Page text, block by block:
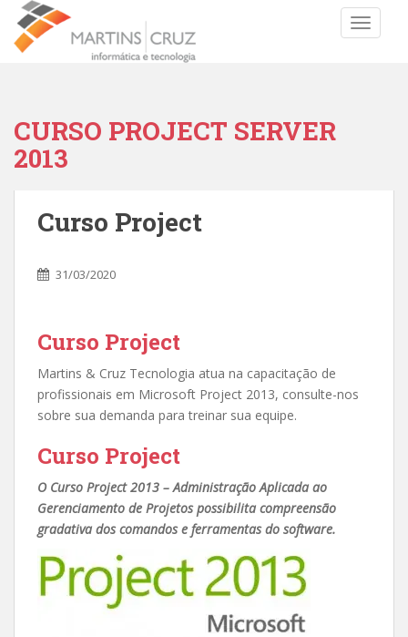
CURSO PROJECT SERVER
2013
Curso Project
31/03/2020
Curso Project
Martins & Cruz Tecnologia atua na capacitação de
profissionais em Microsoft Project 2013, consulte-nos
sobre sua demanda para treinar sua equipe.
Curso Project
O Curso Project 2013 – Administração Aplicada ao
Gerenciamento de Projetos possibilita compreensão
gradativa dos comandos e ferramentas do software.